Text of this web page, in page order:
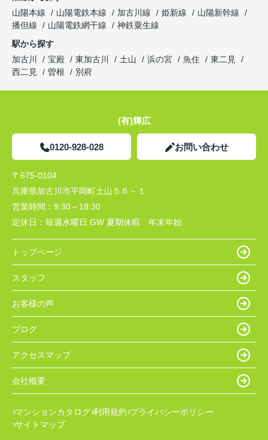
山陽本線
山陽電鉄本線 加古川線 姫新線
山陽新幹線
播但線
山陽電鉄網干線
神鉄粟生線
駅から探す
加古川
宝殿 東加古川 土山 浜の宮 魚住
東二見
西二見
曽根 別府
(有)輝広
0120-928-028 お問い合わせ
〒675-0104
兵庫県加古川市平岡町土山５６－１
営業時間： 9:30～18:30
定休日： 毎週水曜日 GW 夏期休暇 年末年始
トップページ
スタッフ
お客様の声
ブログ
アクセスマップ
会社概要
マンションカタログ 利用規約 プライバシーポリシー
サイトマップ